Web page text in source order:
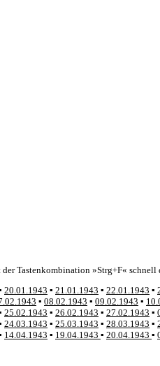
Tastenkombination »Strg+F« schnell
20.01.1943 ▪ 21.01.1943 ▪ 22.01.1943 ▪
▪ 08.02.1943 ▪ 09.02.1943 ▪
25.02.1943 ▪ 26.02.1943 ▪ 27.02.1943 ▪
24.03.1943 ▪ 25.03.1943 ▪ 28.03.1943 ▪
14.04.1943 ▪ 19.04.1943 ▪ 20.04.1943 ▪